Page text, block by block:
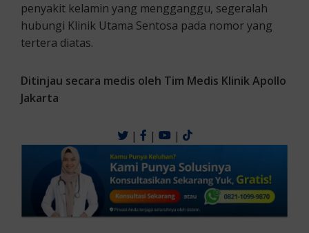
penyakit kelamin yang mengganggu, segeralah
hubungi Klinik Utama Sentosa pada nomor yang
tertera diatas.
Ditinjau secara medis oleh Tim Medis Klinik Apollo
Jakarta
| | |